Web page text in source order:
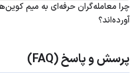
چرا معامله‌گران حرفه‌ای به میم
آورده‌اند؟
پرسش و پاسخ (FAQ)